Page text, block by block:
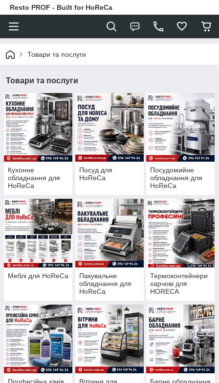
Resto PROF - Built for HoReCa
Товари та послуги
Товари та послуги
Кухонне
обладнання для
HoReCa
Посуд для
HoReCa
Посудомийне
обладнання для
HoReCa
Меблі для HoReCa
Пакувальне
обладнання для
HoReCa
Термоконтейнери
харчові для
HORECA